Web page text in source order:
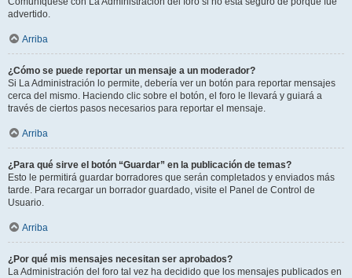
advertido.
Arriba
¿Cómo se puede reportar un mensaje a un moderador?
Si La Administración lo permite, debería ver un botón para reportar mensajes
cerca del mismo. Haciendo clic sobre el botón, el foro le llevará y guiará a
través de ciertos pasos necesarios para reportar el mensaje.
Arriba
¿Para qué sirve el botón “Guardar” en la publicación de temas?
Esto le permitirá guardar borradores que serán completados y enviados más
tarde. Para recargar un borrador guardado, visite el Panel de Control de
Usuario.
Arriba
¿Por qué mis mensajes necesitan ser aprobados?
La Administración del foro tal vez ha decidido que los mensajes publicados en